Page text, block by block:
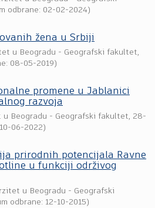
odbrane: 02-02-2024)
žena u Srbiji
u Beogradu - Geografski fakultet,
08-05-2019)
promene u Jablanici
razvoja
u Beogradu - Geografski fakultet, 28-
06-2022)
prirodnih potencijala Ravne
u funkciji održivog
u Beogradu - Geografski
odbrane: 12-10-2015)